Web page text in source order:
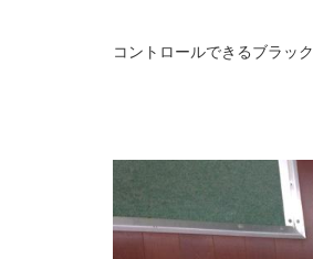
コントロールできるブラック